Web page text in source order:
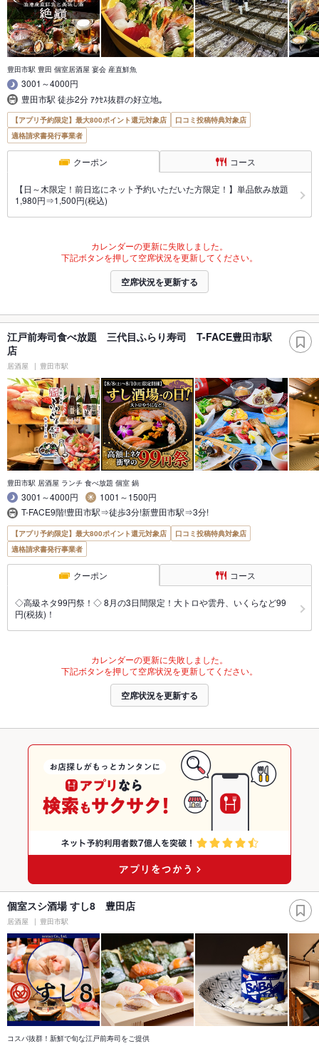
豊田市駅 豊田 個室居酒屋 宴会 産直鮮魚
3001～4000円
豊田市駅 徒歩2分 ｱｸｾｽ抜群の好立地｡
【アプリ予約限定】最大800ポイント還元対象店
口コミ投稿特典対象店
適格請求書発行事業者
クーポン コース
【日～木限定！前日迄にネット予約いただいた方限定！】単品飲み放題
1,980円⇒1,500円(税込)
カレンダーの更新に失敗しました。
下記ボタンを押して空席状況を更新してください。
空席状況を更新する
江戸前寿司食べ放題 三代目ふらり寿司 T-FACE豊田市駅
店
居酒屋 豊田市駅
豊田市駅 居酒屋 ランチ 食べ放題 個室 鍋
3001～4000円
1001～1500円
T-FACE9階!豊田市駅⇒徒歩3分!新豊田市駅⇒3分!
【アプリ予約限定】最大800ポイント還元対象店
口コミ投稿特典対象店
適格請求書発行事業者
クーポン コース
◇高級ネタ99円祭！◇ 8月の3日間限定！大トロや雲丹、いくらなど99
円(税抜)！
カレンダーの更新に失敗しました。
下記ボタンを押して空席状況を更新してください。
空席状況を更新する
個室スシ酒場 すし8 豊田店
居酒屋 豊田市駅
コスパ抜群！新鮮で旬な江戸前寿司をご提供